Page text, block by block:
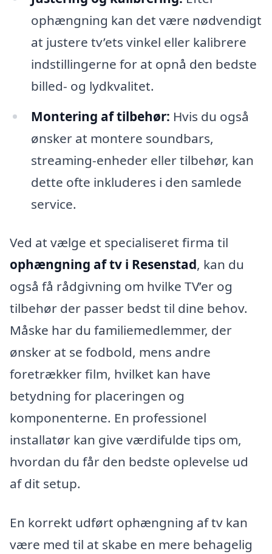
ophængning kan det være nødvendigt
at justere tv’ets vinkel eller kalibrere
indstillingerne for at opnå den bedste
billed- og lydkvalitet.
Montering af tilbehør: Hvis du også
ønsker at montere soundbars,
streaming-enheder eller tilbehør, kan
dette ofte inkluderes i den samlede
service.
Ved at vælge et specialiseret firma til
ophængning af tv i Resenstad, kan du
også få rådgivning om hvilke TV’er og
tilbehør der passer bedst til dine behov.
Måske har du familiemedlemmer, der
ønsker at se fodbold, mens andre
foretrækker film, hvilket kan have
betydning for placeringen og
komponenterne. En professionel
installatør kan give værdifulde tips om,
hvordan du får den bedste oplevelse ud
af dit setup.
En korrekt udført ophængning af tv kan
være med til at skabe en mere behagelig